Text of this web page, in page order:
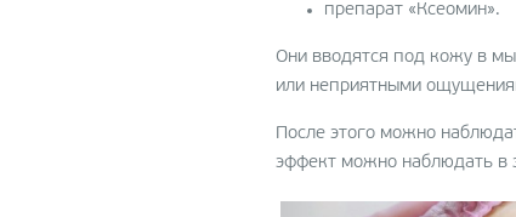
Лазерный пилинг
Micropeel
шлифовка
препарат «Ксеомин».
Они вводятся под кожу в
или неприятными
После этого можно
эффект можно наблюдать в